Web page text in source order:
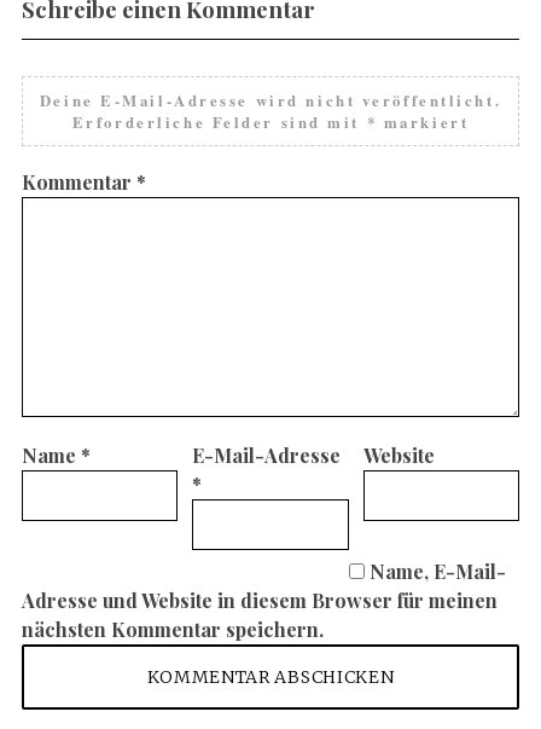
Schreibe einen Kommentar
Deine E-Mail-Adresse wird nicht veröffentlicht.
Erforderliche Felder sind mit * markiert
Kommentar *
Name *
E-Mail-Adresse
*
Website
Name, E-Mail-
Adresse und Website in diesem Browser für meinen
nächsten Kommentar speichern.